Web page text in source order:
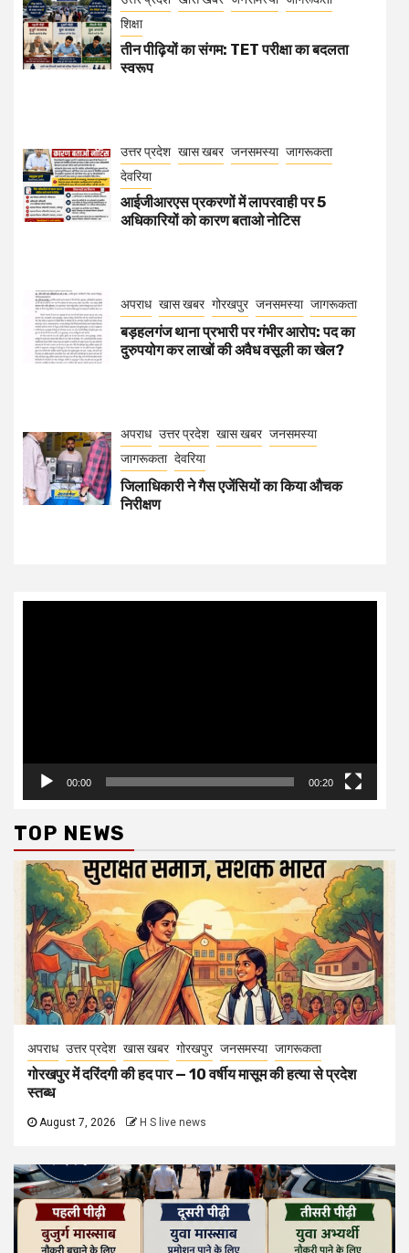
शिक्षा
तीन पीढ़ियों का संगम: TET परीक्षा का बदलता
स्वरूप
उत्तर प्रदेश खास खबर जनसमस्या जागरूकता
देवरिया
आईजीआरएस प्रकरणों में लापरवाही पर 5
अधिकारियों को कारण बताओ नोटिस
अपराध खास खबर गोरखपुर जनसमस्या जागरूकता
बड़हलगंज थाना प्रभारी पर गंभीर आरोप: पद का
दुरुपयोग कर लाखों की अवैध वसूली का खेल?
अपराध उत्तर प्रदेश खास खबर जनसमस्या
जागरूकता देवरिया
जिलाधिकारी ने गैस एजेंसियों का किया औचक
निरीक्षण
00:00 00:20
TOP NEWS
अपराध उत्तर प्रदेश खास खबर गोरखपुर जनसमस्या जागरूकता
गोरखपुर में दरिंदगी की हद पार — 10 वर्षीय मासूम की हत्या से प्रदेश
स्तब्ध
August 7, 2026 H S live news